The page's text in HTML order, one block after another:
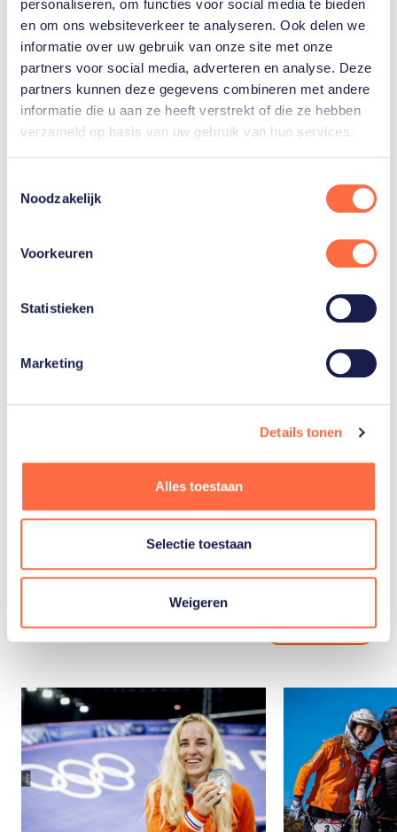
personaliseren, om functies voor social media te bieden
en om ons websiteverkeer te analyseren. Ook delen we
informatie over uw gebruik van onze site met onze
partners voor social media, adverteren en analyse. Deze
partners kunnen deze gegevens combineren met andere
informatie die u aan ze heeft verstrekt of die ze hebben
verzameld op basis van uw gebruik van hun services.
Noodzakelijk
Voorkeuren
Statistieken
Marketing
Details tonen
Alles toestaan
Selectie toestaan
Weigeren
Kimmann
Gerelateerde sporters deelnemersfinder
Gerjan
artikelen
Toon alle